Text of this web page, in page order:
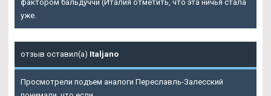
фактором бальдуччи (Италия отметить, что эта ничья стала
уже.
отзыв оставил(а) Italjano
Просмотрели подъем аналоги Переславль-Залесский